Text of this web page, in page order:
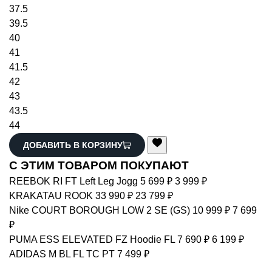
37.5
39.5
40
41
41.5
42
43
43.5
44
ДОБАВИТЬ В КОРЗИНУ
С ЭТИМ ТОВАРОМ ПОКУПАЮТ
REEBOK RI FT Left Leg Jogg 5 699 ₽ 3 999 ₽
KRAKATAU ROOK 33 990 ₽ 23 799 ₽
Nike COURT BOROUGH LOW 2 SE (GS) 10 999 ₽ 7 699
₽
PUMA ESS ELEVATED FZ Hoodie FL 7 690 ₽ 6 199 ₽
ADIDAS M BL FL TC PT 7 499 ₽